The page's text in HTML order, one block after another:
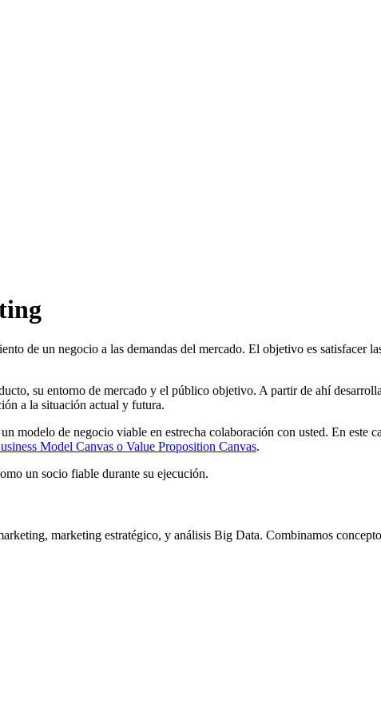
de un negocio a las demandas del mercado. El objetivo es satisfacer
su entorno de mercado y el público objetivo. A partir de ahí
a la situación actual y futura.
modelo de negocio viable en estrecha colaboración con usted. En este
Model Canvas o Value Proposition Canvas.
un socio fiable durante su ejecución.
marketing estratégico, y análisis Big Data. Combinamos